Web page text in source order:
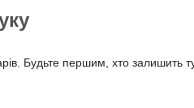
Будьте першим, хто залишить